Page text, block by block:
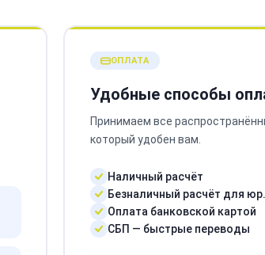
ОПЛАТА
Удобные способы
Принимаем все
который удобен вам.
Наличный расчёт
Безналичный расчёт для
Оплата банковской картой
СБП — быстрые переводы